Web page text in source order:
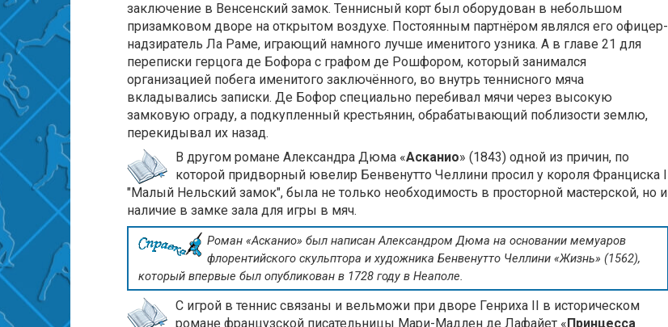
заключение в Венсенский замок. Теннисный корт был оборудован в небольшом
призамковом дворе на открытом воздухе. Постоянным партнёром являлся его офицер-
надзиратель Ла Раме, играющий намного лучше именитого узника. А в главе 21 для
переписки герцога де Бофора с графом де Рошфором, который занимался
организацией побега именитого заключённого, во внутрь теннисного мяча
вкладывались записки. Де Бофор специально перебивал мячи через высокую
замковую ограду, а подкупленный крестьянин, обрабатывающий поблизости землю,
перекидывал их назад.
В другом романе Александра Дюма «Асканио» (1843) одной из причин, по
которой придворный ювелир Бенвенутто Челлини просил у короля Франциска I
"Малый Нельский замок", была не только необходимость в просторной мастерской, но и
наличие в замке зала для игры в мяч.
Роман «Асканио» был написан Александром Дюма на основании мемуаров
флорентийского скульптора и художника Бенвенутто Челлини «Жизнь» (1562),
который впервые был опубликован в 1728 году в Неаполе.
С игрой в теннис связаны и вельможи при дворе Генриха II в историческом
романе французской писательницы Мари-Мадлен де Лафайет « Принцесса